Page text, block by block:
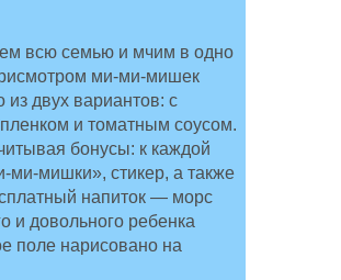
всю семью и мчим в одно
ми-ми-мишек
двух вариантов: с
и томатным соусом.
бонусы: к каждой
ми-мишки», стикер, а также
напиток — морс
и довольного ребенка
поле нарисовано на